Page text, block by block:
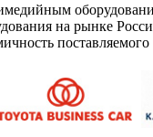
на рынке
поставляемого